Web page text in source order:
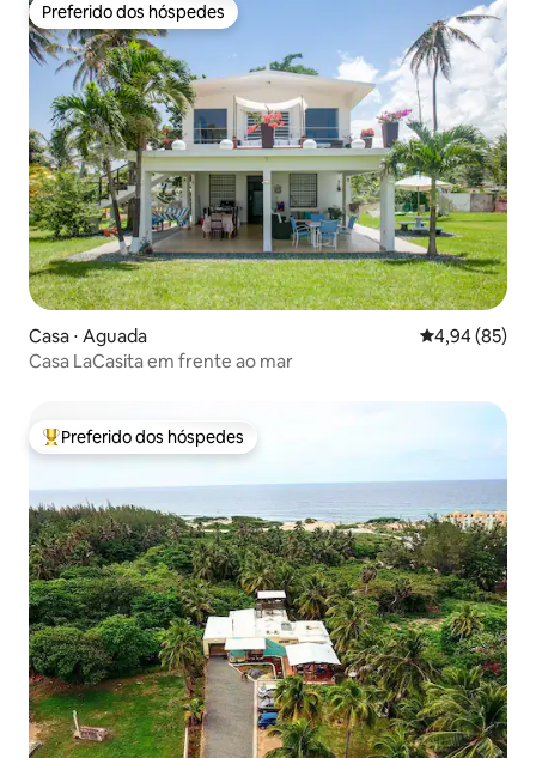
Preferido dos hóspedes
Preferido dos hóspedes
Casa ⋅ Aguada 4,94 de uma
4,94 (85)
Casa LaCasita em frente ao mar
Entre os melhores preferidos dos hóspedes
Preferido dos hóspedes